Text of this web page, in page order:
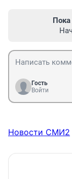
Гость
Войти
Новости СМИ2